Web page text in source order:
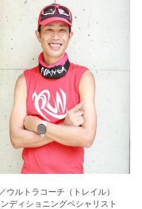
ウルトラコーチ（トレイル）
ディショニングペシャリスト